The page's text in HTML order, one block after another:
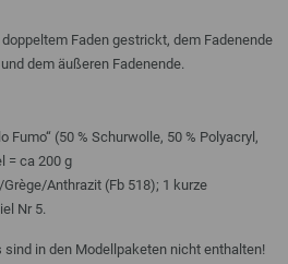
Faden gestrickt, dem Fadenende
dem äußeren Fadenende.
Fumo“ (50 % Schurwolle, 50 % Polyacryl,
= ca 200 g
Anthrazit (Fb 518); 1 kurze
Nr 5.
in den Modellpaketen nicht enthalten!